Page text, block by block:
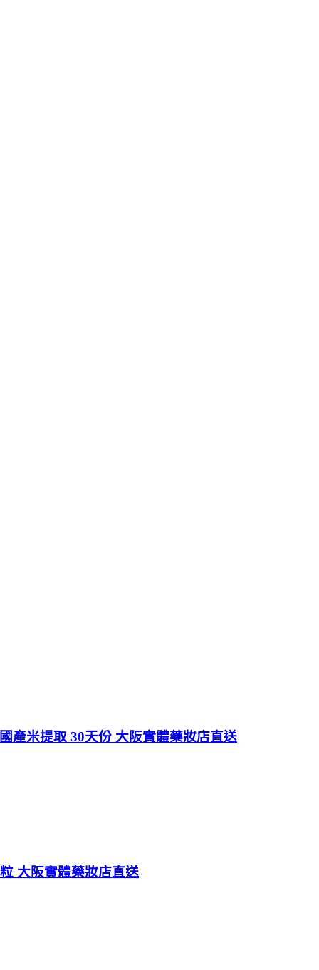
產米提取 30天份 大阪實體藥妝店直送
大阪實體藥妝店直送